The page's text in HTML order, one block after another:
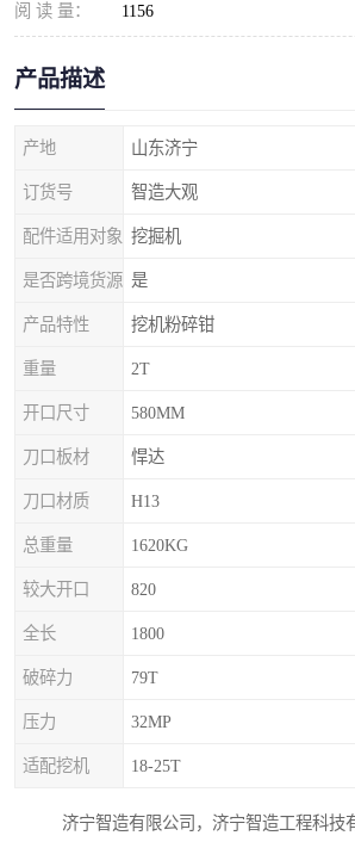
阅 读 量： 1156
产品描述
产地 山东济宁
订货号 智造大观
配件适用对象 挖掘机
是否跨境货源 是
产品特性 挖机粉碎钳
重量 2T
开口尺寸 580MM
刀口板材 悍达
刀口材质 H13
总重量 1620KG
较大开口 820
全长 1800
破碎力 79T
压力 32MP
适配挖机 18-25T
济宁智造有限公司，济宁智造工程科技